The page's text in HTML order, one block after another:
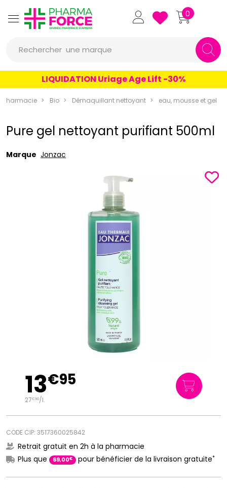
Pharmaforce Grande Pharmacie
0
Rechercher une marque
un conseil
un produit
LIQUIDATION Uriage Age Lift -30%
Bio Démaquillant nettoyant eau, mousse et gel
Pure gel nettoyant purifiant 500ml
Marque Jonzac
13€95
27€90/l.
CODE CIP: 3517360025842
Retrait gratuit en 2h à la pharmacie
Plus que
69,00€ pour bénéficier de la livraison gratuite*